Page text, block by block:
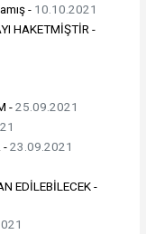
- 10.10.2021
HAKETMİŞTİR -
-25.09.2021
-23.09.2021
EDİLEBİLECEK -